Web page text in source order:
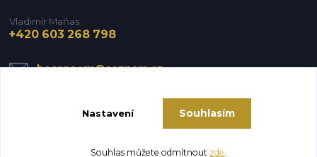
Vladimír Maňas
+420 603 268 798
hosana.vm@seznam.cz
Nastavení Souhlasím
Souhlas můžete odmítnout zde